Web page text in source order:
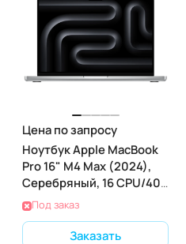
Цена по запросу
Ноутбук Apple MacBook
Pro 16" M4 Max (2024),
Серебряный, 16 CPU/40
GPU, 36 RAM 2ТБ SSD
Под заказ
Заказать